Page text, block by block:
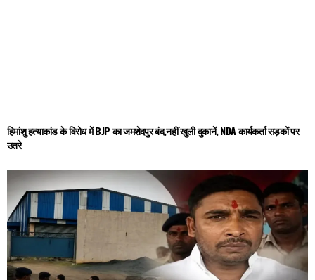
हिमांशु हत्याकांड के विरोध में BJP का जमशेदपुर बंद,नहीं खुली दुकानें, NDA कार्यकर्ता सड़कों पर
उतरे